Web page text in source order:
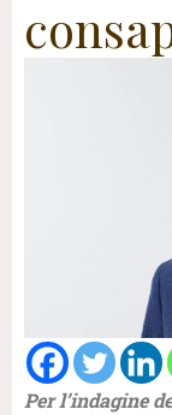
Per l’indagine